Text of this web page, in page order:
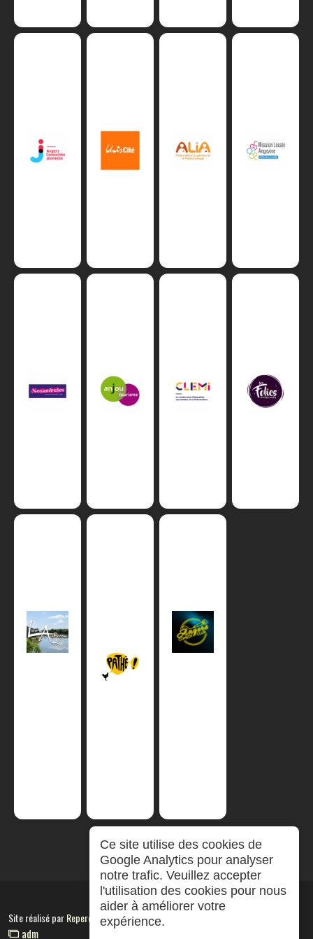
Site réalisé parRepereCom
adm
Ce site utilise des cookies de
Google Analytics pour analyser
notre trafic. Veuillez accepter
l'utilisation des cookies pour nous
aider à améliorer votre
expérience.